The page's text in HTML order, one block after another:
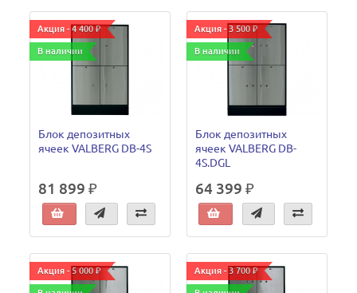
Акция - 4 400 ₽
В наличии
Блок депозитных
ячеек VALBERG DB-4S
81 899 ₽
Акция - 3 500 ₽
В наличии
Блок депозитных
ячеек VALBERG DB-
4S.DGL
64 399 ₽
Акция - 5 000 ₽ Акция - 3 700 ₽